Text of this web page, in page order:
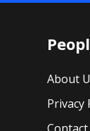
About
Privacy